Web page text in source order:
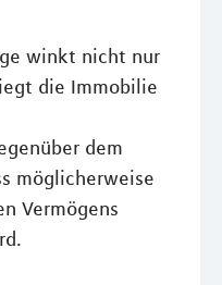
winkt nicht nur
die Immobilie
dem
möglicherweise
Vermögens